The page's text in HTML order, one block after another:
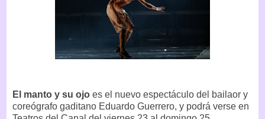
El manto y su ojo es el nuevo espectáculo del bailaor y
coreógrafo gaditano Eduardo Guerrero, y podrá verse en